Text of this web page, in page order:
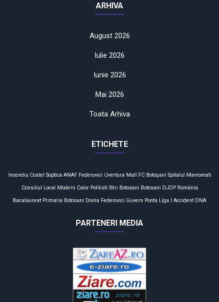
ARHIVA
August 2026
Iulie 2026
Iunie 2026
Mai 2026
Toata Arhiva
ETICHETE
Incendiu Costel Soptica ANAF Federovici Uvertura Mall FC Botoşani Spitalul Mavromati
Consiliul Local Modern Calor Politisti Stiri Botosani Botosani DJDP România
Bacalaureat Primaria Botosani Doina Federovici Guvern Ponta Liga I Accident DNA
PARTENERI MEDIA